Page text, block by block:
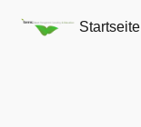
Startseite